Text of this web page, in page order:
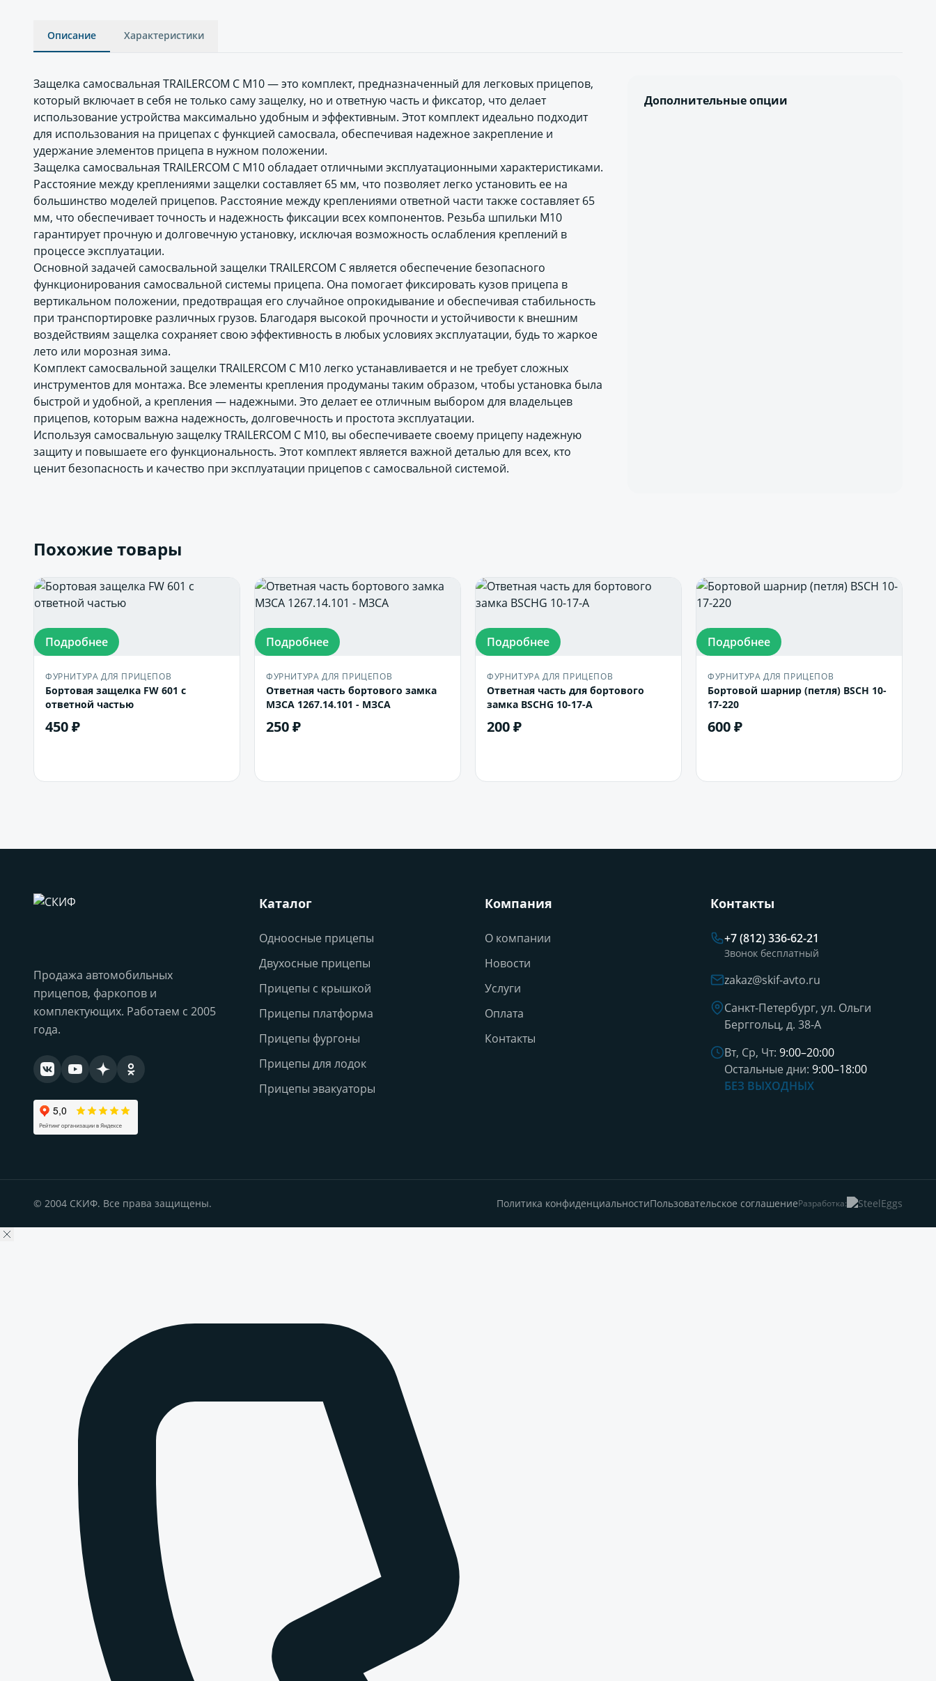
Описание Характеристики
Защелка самосвальная TRAILERCOM C М10 — это комплект, предназначенный для легковых прицепов,
который включает в себя не только саму защелку, но и ответную часть и фиксатор, что делает
использование устройства максимально удобным и эффективным. Этот комплект идеально подходит
для использования на прицепах с функцией самосвала, обеспечивая надежное закрепление и
удержание элементов прицепа в нужном положении.
Защелка самосвальная TRAILERCOM C М10 обладает отличными эксплуатационными характеристиками.
Расстояние между креплениями защелки составляет 65 мм, что позволяет легко установить ее на
большинство моделей прицепов. Расстояние между креплениями ответной части также составляет 65
мм, что обеспечивает точность и надежность фиксации всех компонентов. Резьба шпильки М10
гарантирует прочную и долговечную установку, исключая возможность ослабления креплений в
процессе эксплуатации.
Основной задачей самосвальной защелки TRAILERCOM C является обеспечение безопасного
функционирования самосвальной системы прицепа. Она помогает фиксировать кузов прицепа в
вертикальном положении, предотвращая его случайное опрокидывание и обеспечивая стабильность
при транспортировке различных грузов. Благодаря высокой прочности и устойчивости к внешним
воздействиям защелка сохраняет свою эффективность в любых условиях эксплуатации, будь то жаркое
лето или морозная зима.
Комплект самосвальной защелки TRAILERCOM C М10 легко устанавливается и не требует сложных
инструментов для монтажа. Все элементы крепления продуманы таким образом, чтобы установка была
быстрой и удобной, а крепления — надежными. Это делает ее отличным выбором для владельцев
прицепов, которым важна надежность, долговечность и простота эксплуатации.
Используя самосвальную защелку TRAILERCOM C М10, вы обеспечиваете своему прицепу надежную
защиту и повышаете его функциональность. Этот комплект является важной деталью для всех, кто
ценит безопасность и качество при эксплуатации прицепов с самосвальной системой.
Дополнительные опции
Похожие товары
Подробнее
ФУРНИТУРА ДЛЯ ПРИЦЕПОВ
Бортовая защелка FW 601 с
ответной частью
450 ₽
Подробнее
ФУРНИТУРА ДЛЯ ПРИЦЕПОВ
Ответная часть бортового замка
МЗСА 1267.14.101 - МЗСА
250 ₽
Подробнее
ФУРНИТУРА ДЛЯ ПРИЦЕПОВ
Ответная часть для бортового
замка BSCHG 10-17-А
200 ₽
Подробнее
ФУРНИТУРА ДЛЯ ПРИЦЕПОВ
Бортовой шарнир (петля) BSCH 10-
17-220
600 ₽
Продажа автомобильных
прицепов, фаркопов и
комплектующих. Работаем с 2005
года.
Каталог
Одноосные прицепы
Двухосные прицепы
Прицепы с крышкой
Прицепы платформа
Прицепы фургоны
Прицепы для лодок
Прицепы эвакуаторы
Компания
О компании
Новости
Услуги
Оплата
Контакты
Контакты
+7 (812) 336-62-21
Звонок бесплатный
zakaz@skif-avto.ru
Санкт-Петербург, ул. Ольги
Берггольц, д. 38-А
Вт, Ср, Чт: 9:00–20:00
Остальные дни: 9:00–18:00
БЕЗ ВЫХОДНЫХ
© 2004 СКИФ. Все права защищены. Политика конфиденциальностиПользовательское соглашениеРазработка: